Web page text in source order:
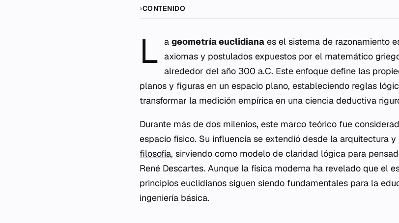
CONTENIDO
L ageometría euclidiana es el sistema de razonamiento
axiomas y postulados expuestos por el matemático
alrededor del año 300 a.C. Este enfoque define las
planos y figuras en un espacio plano, estableciendo reglas
transformar la medición empírica en una ciencia deductiva
Durante más de dos milenios, este marco teórico fue
espacio físico. Su influencia se extendió desde la arquitectura
filosofía, sirviendo como modelo de claridad lógica para
René Descartes. Aunque la física moderna ha revelado que el
principios euclidianos siguen siendo fundamentales para la
ingeniería básica.